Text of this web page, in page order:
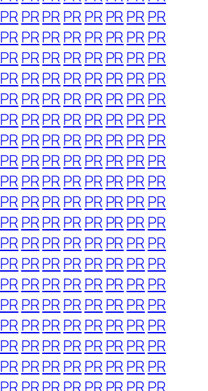
PR PRPR PR PR PR PR PR
PR PRPR PR PR PR PR PR
PR PRPR PR PR PR PR PR
PR PRPR PR PR PR PR PR
PR PRPR PR PR PR PR PR
PR PRPR PR PR PR PR PR
PR PRPR PR PR PR PR PR
PR PRPR PR PR PR PR PR
PR PRPR PR PR PR PR PR
PR PRPR PR PR PR PR PR
PR PRPR PR PR PR PR PR
PR PRPR PR PR PR PR PR
PR PRPR PR PR PR PR PR
PR PRPR PR PR PR PR PR
PR PRPR PR PR PR PR PR
PR PRPR PR PR PR PR PR
PR PRPR PR PR PR PR PR
PR PRPR PR PR PR PR PR